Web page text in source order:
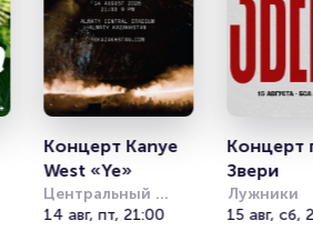
Концерт Kanye
West «Ye»
Центральный
стадион Алматы
14 авг, пт, 21:00
Концерт
Звери
Лужники
15 авг, сб,